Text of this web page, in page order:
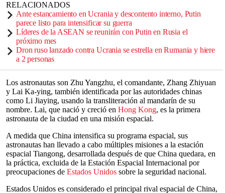
RELACIONADOS
Ante estancamiento en Ucrania y descontento interno, Putin
parece listo para intensificar su guerra
Líderes de la ASEAN se reunirán con Putin en Rusia el
próximo mes
Dron ruso lanzado contra Ucrania se estrella en Rumania y hiere
a 2 personas
Los astronautas son Zhu Yangzhu, el comandante, Zhang Zhiyuan
y Lai Ka-ying, también identificada por las autoridades chinas
como Li Jiaying, usando la transliteración al mandarín de su
nombre. Lai, que nació y creció en Hong Kong, es la primera
astronauta de la ciudad en una misión espacial.
A medida que China intensifica su programa espacial, sus
astronautas han llevado a cabo múltiples misiones a la estación
espacial Tiangong, desarrollada después de que China quedara, en
la práctica, excluida de la Estación Espacial Internacional por
preocupaciones de Estados Unidos sobre la seguridad nacional.
Estados Unidos es considerado el principal rival espacial de China,